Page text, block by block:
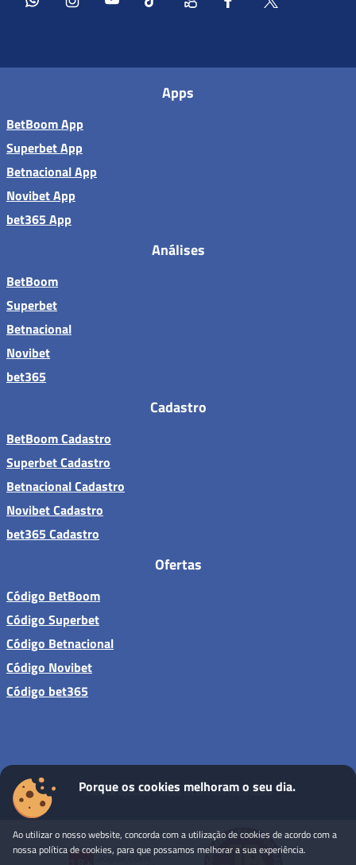
Apps
BetBoom App
Superbet App
Betnacional App
Novibet App
bet365 App
Análises
BetBoom
Superbet
Betnacional
Novibet
bet365
Cadastro
BetBoom Cadastro
Superbet Cadastro
Betnacional Cadastro
Novibet Cadastro
bet365 Cadastro
Ofertas
Código BetBoom
Código Superbet
Código Betnacional
Código Novibet
Código bet365
Sites de apostas - Todos os direitos reservados
Porque os cookies melhoram o seu dia.
Ao utilizar o nosso website, concorda com a utilização de cookies de acordo com a
nossa política de cookies, para que possamos melhorar a sua experiência.